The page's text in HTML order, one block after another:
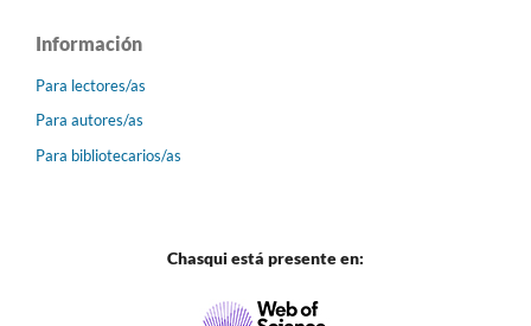
Información
Para lectores/as
Para autores/as
Para bibliotecarios/as
Chasqui está presente en: